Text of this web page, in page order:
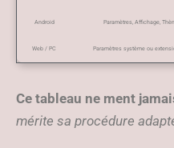
Android Paramètres, Affichage,
Web / PC Paramètres système ou
Ce tableau ne ment
mérite sa procédure